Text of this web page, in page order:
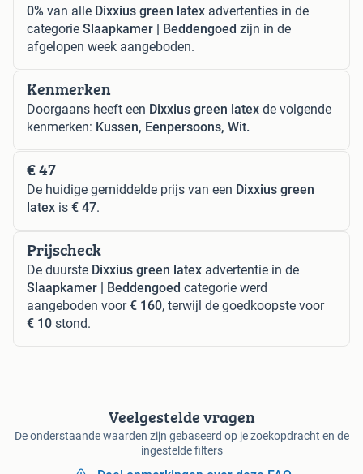
0% van alle Dixxius green latex advertenties in de
categorie Slaapkamer | Beddengoed zijn in de
afgelopen week aangeboden.
Kenmerken
Doorgaans heeft een Dixxius green latex de volgende
kenmerken: Kussen, Eenpersoons, Wit.
€ 47
De huidige gemiddelde prijs van een Dixxius green
latex is € 47.
Prijscheck
De duurste Dixxius green latex advertentie in de
Slaapkamer | Beddengoed categorie werd
aangeboden voor€ 160, terwijl de goedkoopste voor
€ 10 stond.
Veelgestelde vragen
De onderstaande waarden zijn gebaseerd op je zoekopdracht en de
ingestelde filters